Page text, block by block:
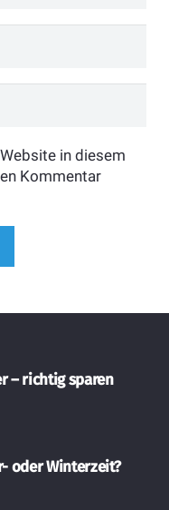
in diesem
Kommentar
– richtig sparen
oder Winterzeit?